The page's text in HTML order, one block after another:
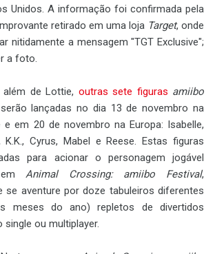
Unidos. A informação foi confirmada pela
retirado em uma loja Target, onde
nitidamente a mensagem "TGT Exclusive";
a foto.
além de Lottie, outras sete figuras amiibo
lançadas no dia 13 de novembro na
em 20 de novembro na Europa: Isabelle,
K.K., Cyrus, Mabel e Reese. Estas figuras
para acionar o personagem jogável
emAnimal Crossing: amiibo Festival,
se aventure por doze tabuleiros diferentes
meses do ano) repletos de divertidos
ou multiplayer.